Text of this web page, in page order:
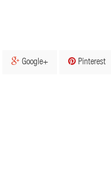
Google+ Pinterest